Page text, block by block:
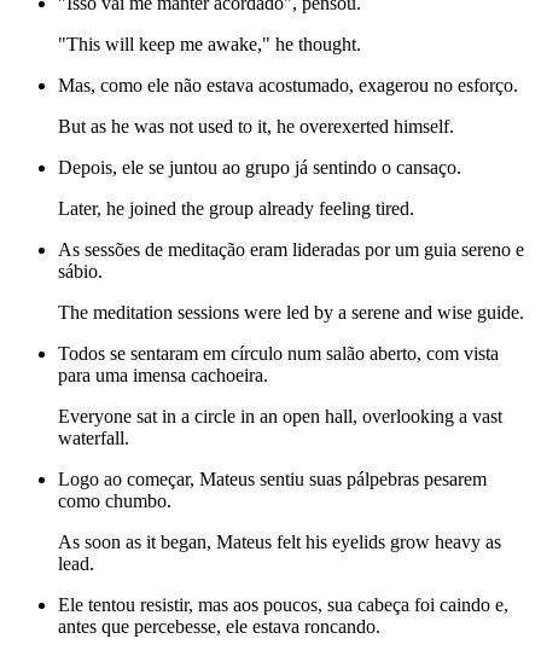
"This will keep me awake," he thought.
Mas, como ele não estava acostumado, exagerou no esforço.
But as he was not used to it, he overexerted himself.
Depois, ele se juntou ao grupo já sentindo o cansaço.
Later, he joined the group already feeling tired.
As sessões de meditação eram lideradas por um guia sereno e
sábio.
The meditation sessions were led by a serene and wise guide.
Todos se sentaram em círculo num salão aberto, com vista
para uma imensa cachoeira.
Everyone sat in a circle in an open hall, overlooking a vast
waterfall.
Logo ao começar, Mateus sentiu suas pálpebras pesarem
como chumbo.
As soon as it began, Mateus felt his eyelids grow heavy as
lead.
Ele tentou resistir, mas aos poucos, sua cabeça foi caindo e,
antes que percebesse, ele estava roncando.